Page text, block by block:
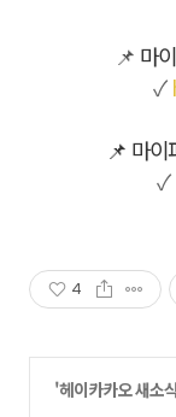
📌 마
✓
📌 마이
✓
4
'헤이카카오 새소식